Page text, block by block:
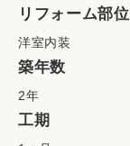
リフォーム部位
洋室内装
築年数
2年
工期